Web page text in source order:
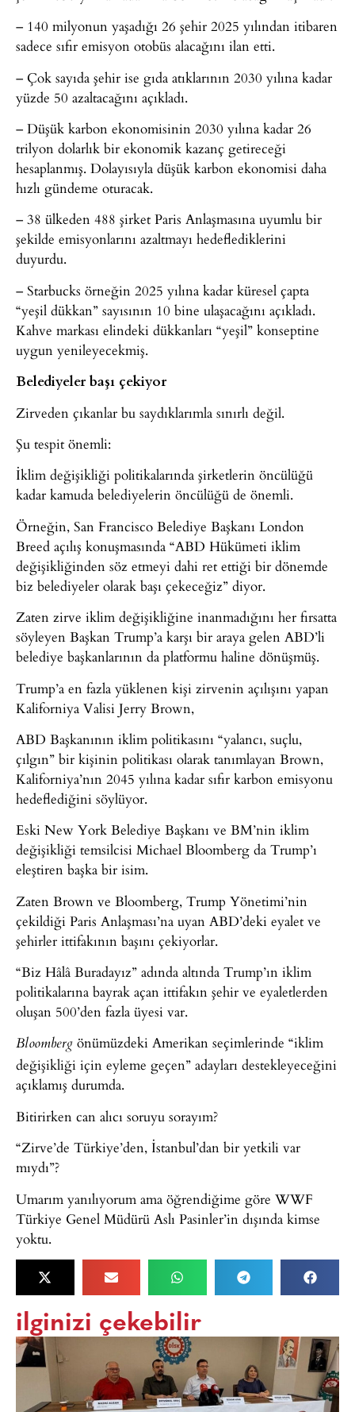
– 140 milyonun yaşadığı 26 şehir 2025 yılından itibaren
sadece sıfır emisyon otobüs alacağını ilan etti.
– Çok sayıda şehir ise gıda atıklarının 2030 yılına kadar
yüzde 50 azaltacağını açıkladı.
– Düşük karbon ekonomisinin 2030 yılına kadar 26
trilyon dolarlık bir ekonomik kazanç getireceği
hesaplanmış. Dolayısıyla düşük karbon ekonomisi daha
hızlı gündeme oturacak.
– 38 ülkeden 488 şirket Paris Anlaşmasına uyumlu bir
şekilde emisyonlarını azaltmayı hedeflediklerini
duyurdu.
– Starbucks örneğin 2025 yılına kadar küresel çapta
“yeşil dükkan” sayısının 10 bine ulaşacağını açıkladı.
Kahve markası elindeki dükkanları “yeşil” konseptine
uygun yenileyecekmiş.
Belediyeler başı çekiyor
Zirveden çıkanlar bu saydıklarımla sınırlı değil.
Şu tespit önemli:
İklim değişikliği politikalarında şirketlerin öncülüğü
kadar kamuda belediyelerin öncülüğü de önemli.
Örneğin, San Francisco Belediye Başkanı London
Breed açılış konuşmasında “ABD Hükümeti iklim
değişikliğinden söz etmeyi dahi ret ettiği bir dönemde
biz belediyeler olarak başı çekeceğiz” diyor.
Zaten zirve iklim değişikliğine inanmadığını her fırsatta
söyleyen Başkan Trump’a karşı bir araya gelen ABD’li
belediye başkanlarının da platformu haline dönüşmüş.
Trump’a en fazla yüklenen kişi zirvenin açılışını yapan
Kaliforniya Valisi Jerry Brown,
ABD Başkanının iklim politikasını “yalancı, suçlu,
çılgın” bir kişinin politikası olarak tanımlayan Brown,
Kaliforniya’nın 2045 yılına kadar sıfır karbon emisyonu
hedeflediğini söylüyor.
Eski New York Belediye Başkanı ve BM’nin iklim
değişikliği temsilcisi Michael Bloomberg da Trump’ı
eleştiren başka bir isim.
Zaten Brown ve Bloomberg, Trump Yönetimi’nin
çekildiği Paris Anlaşması’na uyan ABD’deki eyalet ve
şehirler ittifakının başını çekiyorlar.
“Biz Hâlâ Buradayız” adında altında Trump’ın iklim
politikalarına bayrak açan ittifakın şehir ve eyaletlerden
oluşan 500’den fazla üyesi var.
Bloomberg önümüzdeki Amerikan seçimlerinde “iklim
değişikliği için eyleme geçen” adayları destekleyeceğini
açıklamış durumda.
Bitirirken can alıcı soruyu sorayım?
“Zirve’de Türkiye’den, İstanbul’dan bir yetkili var
mıydı”?
Umarım yanılıyorum ama öğrendiğime göre WWF
Türkiye Genel Müdürü Aslı Pasinler’in dışında kimse
yoktu.
ilginizi çekebilir